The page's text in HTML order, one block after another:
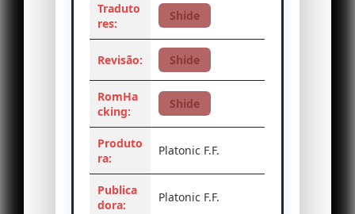
Traduto
res:
Shide
Revisão: Shide
RomHa
cking:
Shide
Produto
ra:
Platonic F.F.
Publica
dora:
Platonic F.F.